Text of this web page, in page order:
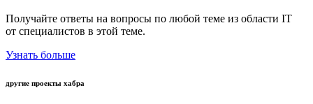
Получайте ответы на вопросы по любой теме из области IT
от специалистов в этой теме.
Узнать больше
другие проекты хабра